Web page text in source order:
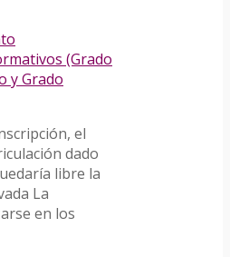
(Grado
y Grado
el
dado
libre la
La
en los